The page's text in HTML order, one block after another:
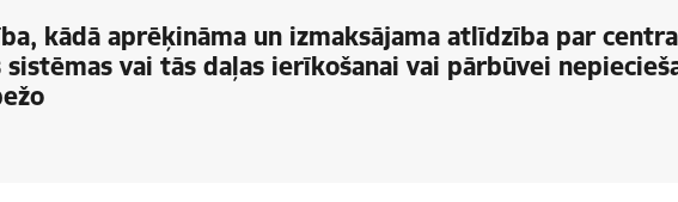
kādā aprēķināma un izmaksājama atlīdzība par
vai tās daļas ierīkošanai vai pārbūvei